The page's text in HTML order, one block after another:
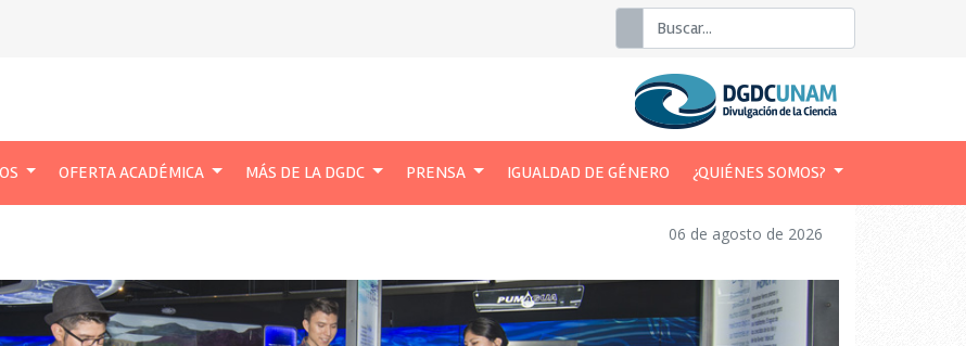
Buscar
OFERTA ACADÉMICA MÁS DE LA DGDC PRENSA IGUALDAD DE GÉNERO ¿QUIÉNES SOMOS?
06 de agosto de 2026